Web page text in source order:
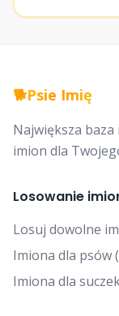
🐕Psie Imię
Największa baza
imion dla
Losowanie
Losuj dowolne
Imiona dla psów
Imiona dla